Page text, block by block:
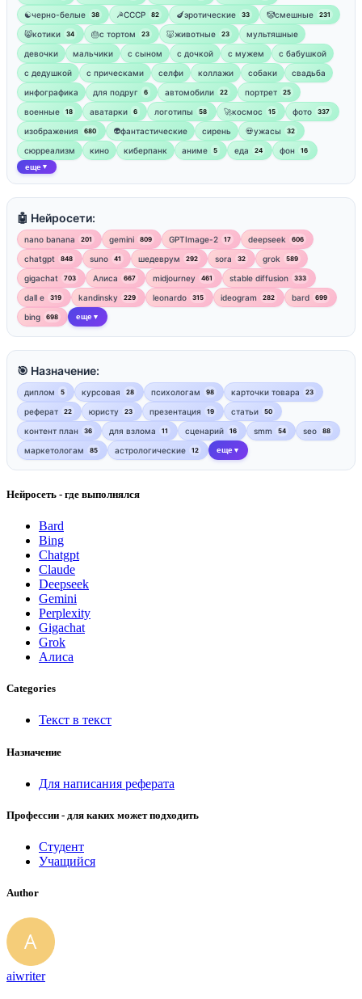
☯︎черно-белые 38 ☭СССР 82 🍆эротические 33 🤡смешные 231
😸котики 34 🎂с тортом 23 🐷животные 23
мультяшные
девочки
мальчики с сыном с дочкой с мужем
с бабушкой
с дедушкой
с прическами селфи коллажи собаки
свадьба
инфографика
для подруг 6 автомобили 22 портрет 25
военные 18 аватарки 6 логотипы 58 🚀космос 15 фото 337
изображения 680 👽фантастические сирень 💀ужасы 32
сюрреализм кино киберпанк аниме 5 еда 24 фон 16
еще ▼
🤖 Нейросети:
nano banana 201 gemini 809 GPTImage-2 17 deepseek 606
chatgpt 848 suno 41 шедеврум 292 sora 32 grok 589
gigachat 703 Алиса 667 midjourney 461 stable diffusion 333
dall e 319 kandinsky 229 leonardo 315 ideogram 282 bard 699
bing 698 еще ▼
🎯 Назначение:
диплом 5 курсовая 28 психологам 98 карточки товара 23
реферат 22 юристу 23 презентация 19 статьи 50
контент план 36 для взлома 11 сценарий 16 smm 54 seo 88
маркетологам 85 астрологические 12 еще ▼
Нейросеть - где выполнялся
Bard
Bing
Chatgpt
Claude
Deepseek
Gemini
Perplexity
Gigachat
Grok
Алиса
Categories
Текст в текст
Назначение
Для написания реферата
Профессии - для каких может подходить
Студент
Учащийся
Author
aiwriter